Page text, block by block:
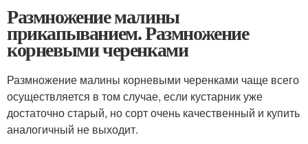
Размножение малины
прикапыванием. Размножение
корневыми черенками
Размножение малины корневыми черенками чаще всего
осуществляется в том случае, если кустарник уже
достаточно старый, но сорт очень качественный и купить
аналогичный не выходит.